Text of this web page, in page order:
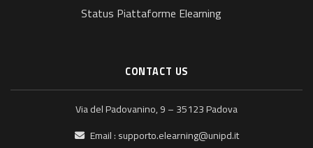
Status Piattaforme Elearning
CONTACT US
Via del Padovanino, 9 – 35123 Padova
Email : supporto.elearning@unipd.it